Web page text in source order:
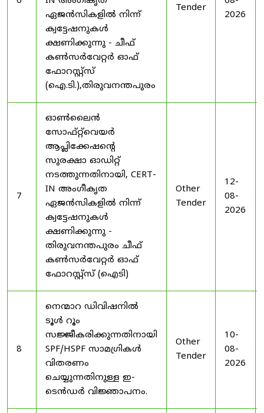
ഏജൻസികളിൽ നിന്ന്
ക്വട്ടേഷനുകൾ
ക്ഷണിക്കുന്നു - ചീഫ്
കൺസർവേറ്റർ ഓഫ്
ഫോറസ്റ്റ്സ്
(ഐ.ടി.),തിരുവനന്തപുരം
Tender
2026
7
ഓൺലൈൻ
സോഫ്റ്റ്‌വെയർ
ആപ്ലിക്കേഷന്റെ
സുരക്ഷാ ഓഡിറ്റ്
നടത്തുന്നതിനായി, CERT-
IN അംഗീകൃത
ഏജൻസികളിൽ നിന്ന്
ക്വട്ടേഷനുകൾ
ക്ഷണിക്കുന്നു -
തിരുവനന്തപുരം ചീഫ്
കൺസർവേറ്റർ ഓഫ്
ഫോറസ്റ്റ്സ് (ഐടി)
Other
Tender
12-
08-
2026
8
നെന്മാറ ഡിവിഷനിൽ
ടൂൾ റൂം
സജ്ജീകരിക്കുന്നതിനായി
SPF/HSPF സാമഗ്രികൾ
വിതരണം
ചെയ്യുന്നതിനുള്ള ഇ-
ടെൻഡർ വിജ്ഞാപനം.
Other
Tender
10-
08-
2026